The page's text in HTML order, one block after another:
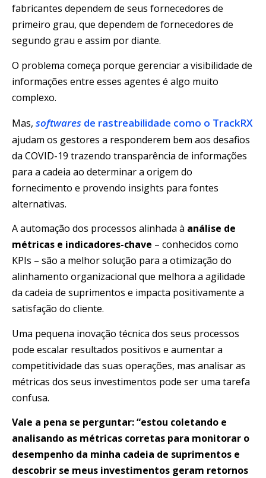
fabricantes dependem de seus fornecedores de
primeiro grau, que dependem de fornecedores de
segundo grau e assim por diante.
O problema começa porque gerenciar a visibilidade de
informações entre esses agentes é algo muito
complexo.
Mas, softwares de rastreabilidade como o TrackRX
ajudam os gestores a responderem bem aos desafios
da COVID-19 trazendo transparência de informações
para a cadeia ao determinar a origem do
fornecimento e provendo insights para fontes
alternativas.
A automação dos processos alinhada à análise de
métricas e indicadores-chave – conhecidos como
KPIs – são a melhor solução para a otimização do
alinhamento organizacional que melhora a agilidade
da cadeia de suprimentos e impacta positivamente a
satisfação do cliente.
Uma pequena inovação técnica dos seus processos
pode escalar resultados positivos e aumentar a
competitividade das suas operações, mas analisar as
métricas dos seus investimentos pode ser uma tarefa
confusa.
Vale a pena se perguntar: “estou coletando e
analisando as métricas corretas para monitorar o
desempenho da minha cadeia de suprimentos e
descobrir se meus investimentos geram retornos